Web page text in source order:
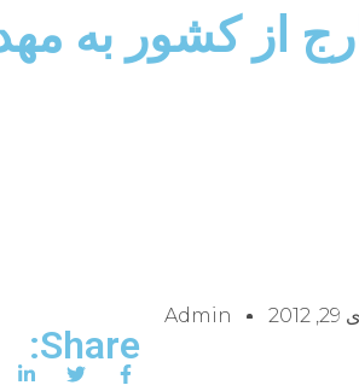
از کشور به
Admin
Share: